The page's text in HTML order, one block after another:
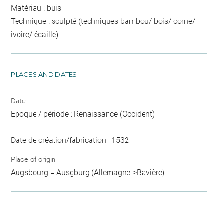
Matériau : buis
Technique : sculpté (techniques bambou/ bois/ corne/
ivoire/ écaille)
PLACES AND DATES
Date
Epoque / période : Renaissance (Occident)
Date de création/fabrication : 1532
Place of origin
Augsbourg = Ausgburg (Allemagne->Bavière)